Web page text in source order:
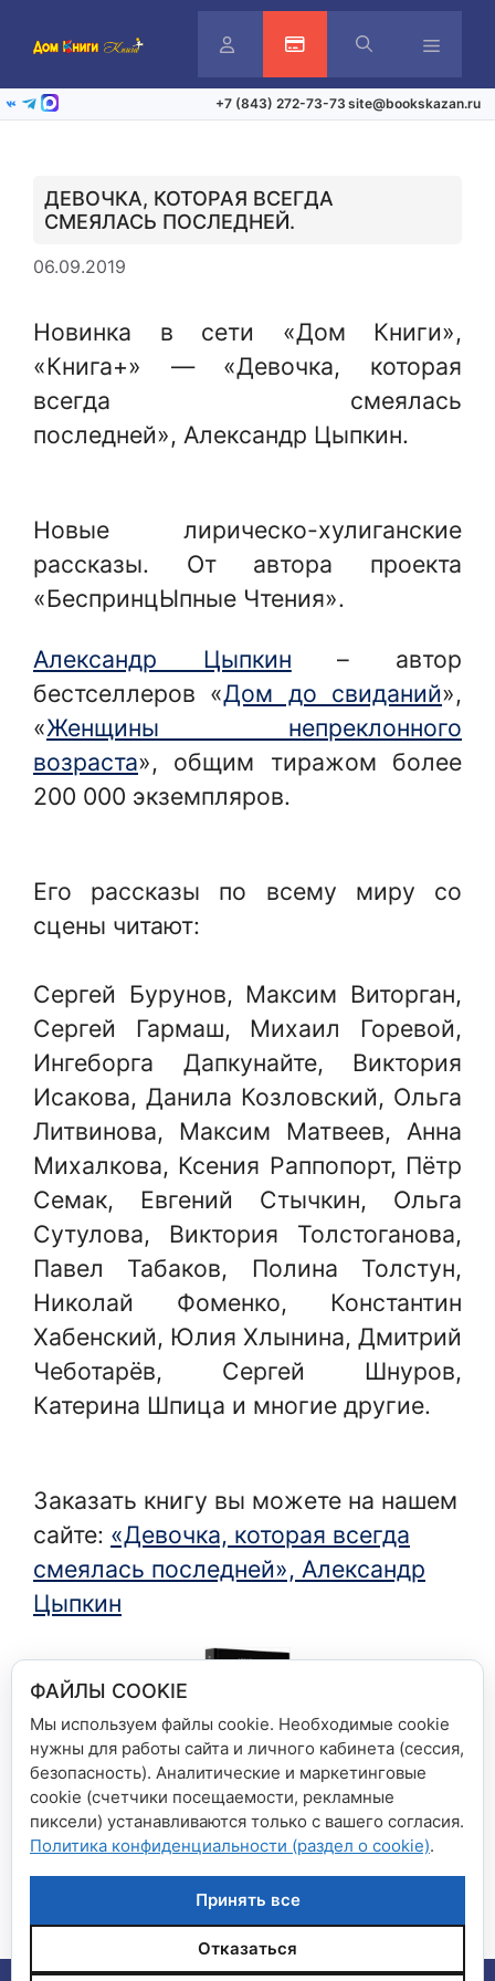
ЛичныйАктивация карты
ВКонтакте
Telegram
Max +7 (843) 272-73-73 site@bookskazan.ru
ДЕВОЧКА, КОТОРАЯ ВСЕГДА
СМЕЯЛАСЬ ПОСЛЕДНЕЙ.
06.09.2019
Новинка в сети «Дом Книги»,
«Книга+» — «Девочка, которая
всегда смеялась
последней», Александр Цыпкин.
Новые лирическо-хулиганские
рассказы. От автора проекта
«БеспринцЫпные Чтения».
Александр Цыпкин – автор
бестселлеров «Дом до свиданий»,
«Женщины непреклонного
возраста», общим тиражом более
200 000 экземпляров.
Его рассказы по всему миру со
сцены читают:
Сергей Бурунов, Максим Виторган,
Сергей Гармаш, Михаил Горевой,
Ингеборга Дапкунайте, Виктория
Исакова, Данила Козловский, Ольга
Литвинова, Максим Матвеев, Анна
Михалкова, Ксения Раппопорт, Пётр
Семак, Евгений Стычкин, Ольга
Сутулова, Виктория Толстоганова,
Павел Табаков, Полина Толстун,
Николай Фоменко, Константин
Хабенский, Юлия Хлынина, Дмитрий
Чеботарёв, Сергей Шнуров,
Катерина Шпица и многие другие.
Заказать книгу вы можете на нашем
сайте: «Девочка, которая всегда
смеялась последней», Александр
Цыпкин
Рубрики
Новости сети магазинов
«Оно», Стивен Кинг. В новой кинообложке
ФАЙЛЫ COOKIE
Мы используем файлы cookie. Необходимые cookie
нужны для работы сайта и личного кабинета (сессия,
безопасность). Аналитические и маркетинговые
cookie (счетчики посещаемости, рекламные
пиксели) устанавливаются только с вашего согласия.
Политика конфиденциальности (раздел о cookie).
Принять все
Отказаться